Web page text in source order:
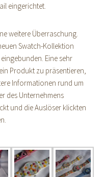
eingerichtet.
weitere Überraschung.
Swatch-Kollektion
Eine sehr
Produkt zu präsentieren,
Informationen rund um
des Unternehmens
und die Auslöser klickten